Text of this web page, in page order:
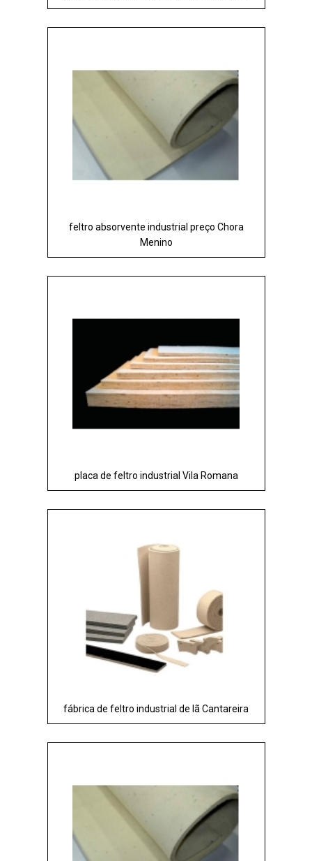
feltro absorvente industrial preço Chora
Menino
placa de feltro industrial Vila Romana
fábrica de feltro industrial de lã Cantareira